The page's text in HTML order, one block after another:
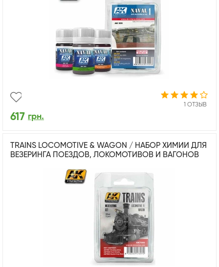
1 ОТЗЫВ
617 грн.
TRAINS LOCOMOTIVE & WAGON / НАБОР ХИМИИ ДЛЯ
ВЕЗЕРИНГА ПОЕЗДОВ, ЛОКОМОТИВОВ И ВАГОНОВ